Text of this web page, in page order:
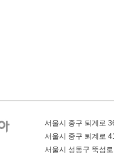
서울시 중구 퇴계로
서울시 중구 퇴계로
서울시 성동구 뚝섬